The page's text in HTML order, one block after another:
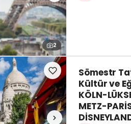
2
Sömestr
Kültür ve
KÖLN-
METZ-